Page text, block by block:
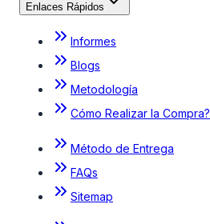
Enlaces Rápidos
Informes
Blogs
Metodología
Cómo Realizar la Compra?
Método de Entrega
FAQs
Sitemap